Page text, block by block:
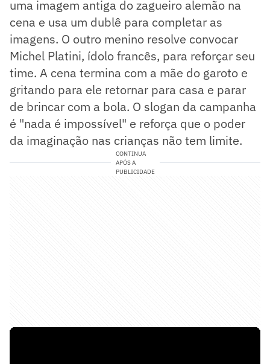
uma imagem antiga do zagueiro alemão na
cena e usa um dublê para completar as
imagens. O outro menino resolve convocar
Michel Platini, ídolo francês, para reforçar seu
time. A cena termina com a mãe do garoto e
gritando para ele retornar para casa e parar
de brincar com a bola. O slogan da campanha
é "nada é impossível" e reforça que o poder
da imaginação nas crianças não tem limite.
CONTINUA
APÓS A
PUBLICIDADE